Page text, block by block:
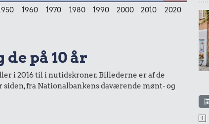
Tyggegummi
30 kr.
1960 1970 1980 1990 2000 2010 2020
de på 10 år
i 2016 til i nutidskroner. Billederne er af de
siden, fra Nationalbankens daværende mønt- og